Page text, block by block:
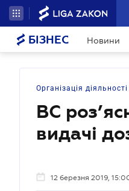
БІЗНЕС Новини
Організація
ВС
видачі
12 березня 2019,